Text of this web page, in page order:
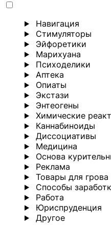
Навигация
Стимуляторы
Эйфоретики
Марихуана
Психоделики
Аптека
Опиаты
Экстази
Энтеогены
Химические
Каннабиноиды
Диссоциативы
Медицина
Основа
Реклама
Товары для грова
Способы
Работа
Юриспруденция
Другoе